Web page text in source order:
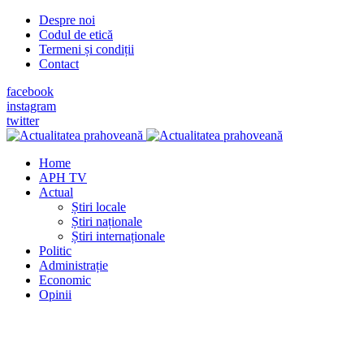
Despre noi
Codul de etică
Termeni și condiții
Contact
facebook
instagram
twitter
Home
APH TV
Actual
Știri locale
Știri naționale
Știri internaționale
Politic
Administrație
Economic
Opinii